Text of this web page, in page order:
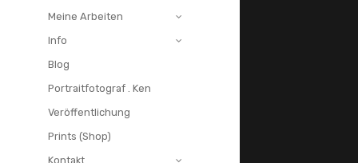
Meine Arbeiten
Info
Blog
Portraitfotograf . Ken
Veröffentlichung
Prints (Shop)
Kontakt